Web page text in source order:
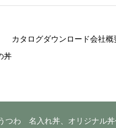
丼
カタログダウンロード会社概
つわ 名入れ丼、オリジナル丼